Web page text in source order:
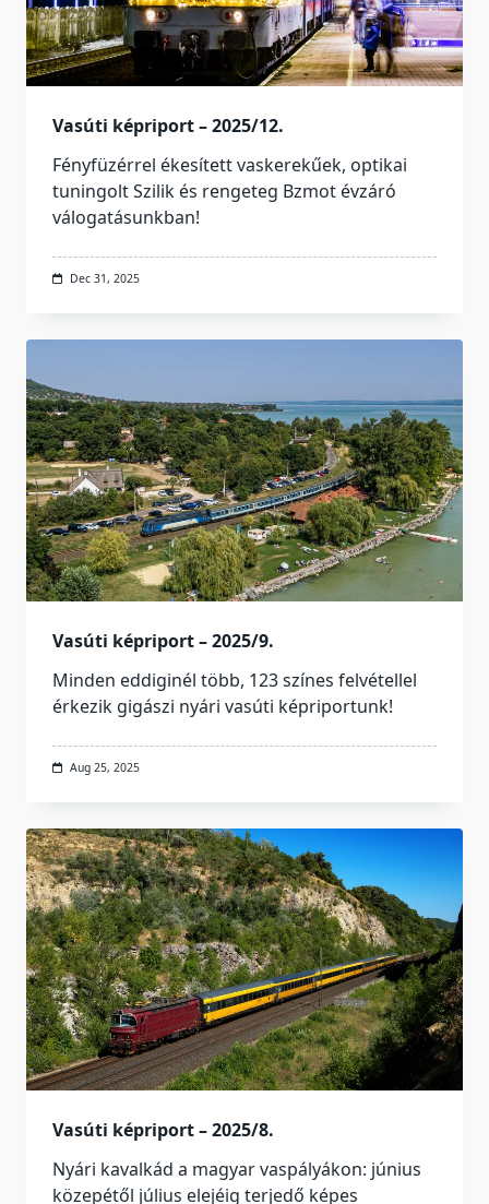
Vasúti képriport – 2025/12.
Fényfüzérrel ékesített vaskerekűek, optikai
tuningolt Szilik és rengeteg Bzmot évzáró
válogatásunkban!
Dec 31, 2025
Vasúti képriport – 2025/9.
Minden eddiginél több, 123 színes felvétellel
érkezik gigászi nyári vasúti képriportunk!
Aug 25, 2025
Vasúti képriport – 2025/8.
Nyári kavalkád a magyar vaspályákon: június
közepétől július elejéig terjedő képes